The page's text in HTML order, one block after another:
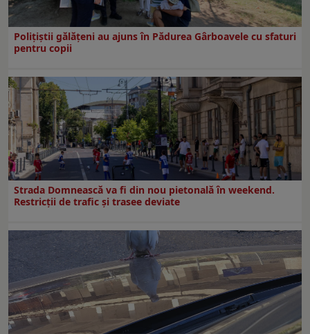
Polițiștii gălățeni au ajuns în Pădurea Gârboavele cu sfaturi
pentru copii
Strada Domnească va fi din nou pietonală în weekend.
Restricţii de trafic şi trasee deviate